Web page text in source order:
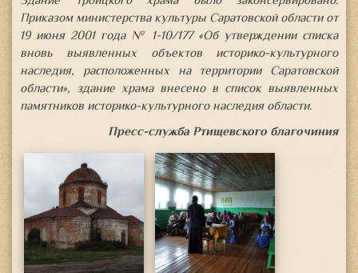
Приказом министерства культуры Саратовской области от
19 июня 2001 года № 1-10/177 «Об утверждении списка
вновь выявленных объектов историко-культурного
наследия, расположенных на территории Саратовской
области», здание храма внесено в список выявленных
памятников историко-культурного наследия области.
Пресс-служба Ртищевского благочиния